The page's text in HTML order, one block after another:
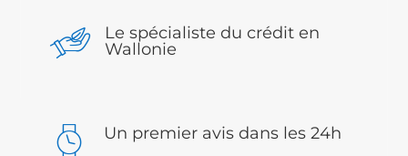
Le spécialiste du crédit en
Wallonie
Un premier avis dans les 24h